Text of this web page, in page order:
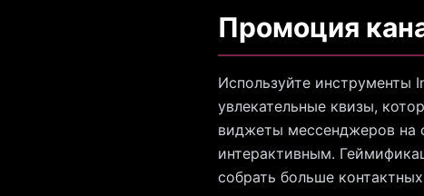
Промоция
Используйте инструменты
увлекательные квизы,
виджеты мессенджеров на
интерактивным.
собрать больше